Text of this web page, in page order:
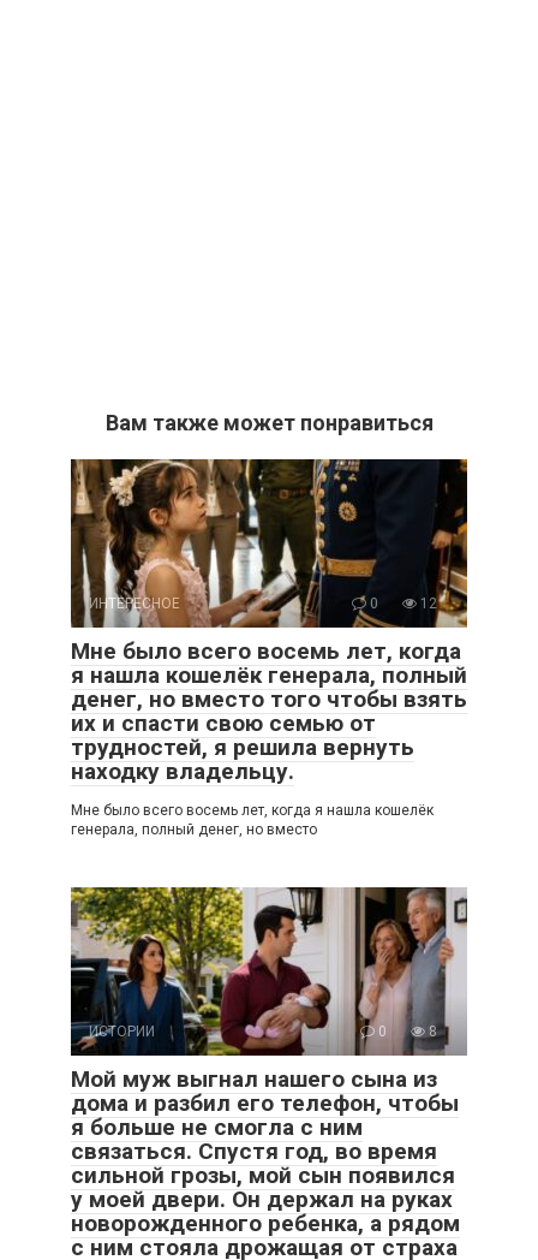
Вам также может понравиться
ИНТЕРЕСНОЕ 0 12
Мне было всего восемь лет, когда
я нашла кошелёк генерала, полный
денег, но вместо того чтобы взять
их и спасти свою семью от
трудностей, я решила вернуть
находку владельцу.
Мне было всего восемь лет, когда я нашла кошелёк
генерала, полный денег, но вместо
ИСТОРИИ 0 8
Мой муж выгнал нашего сына из
дома и разбил его телефон, чтобы
я больше не смогла с ним
связаться. Спустя год, во время
сильной грозы, мой сын появился
у моей двери. Он держал на руках
новорожденного ребенка, а рядом
с ним стояла дрожащая от страха